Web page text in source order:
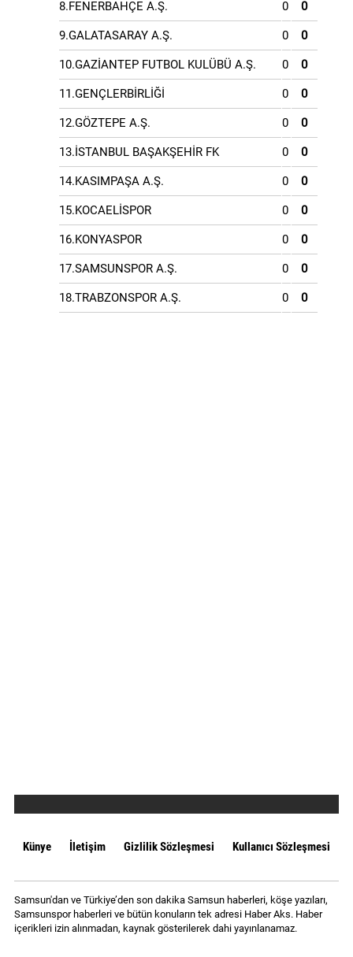
8.FENERBAHÇE A.Ş. 0 0
9.GALATASARAY A.Ş. 0 0
10.GAZİANTEP FUTBOL KULÜBÜ A.Ş. 0 0
11.GENÇLERBİRLİĞİ 0 0
12.GÖZTEPE A.Ş. 0 0
13.İSTANBUL BAŞAKŞEHİR FK 0 0
14.KASIMPAŞA A.Ş. 0 0
15.KOCAELİSPOR 0 0
16.KONYASPOR 0 0
17.SAMSUNSPOR A.Ş. 0 0
18.TRABZONSPOR A.Ş. 0 0
Künye İletişim Gizlilik Sözleşmesi Kullanıcı Sözleşmesi
Samsun'dan ve Türkiye’den son dakika Samsun haberleri, köşe yazıları,
Samsunspor haberleri ve bütün konuların tek adresi Haber Aks. Haber
içerikleri izin alınmadan, kaynak gösterilerek dahi yayınlanamaz.